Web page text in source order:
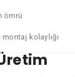
ömrü
montaj kolaylığı